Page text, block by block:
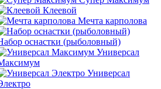
Клеевой
Мечта карполова
оснастки (рыболовный)
Универсал
Универсал